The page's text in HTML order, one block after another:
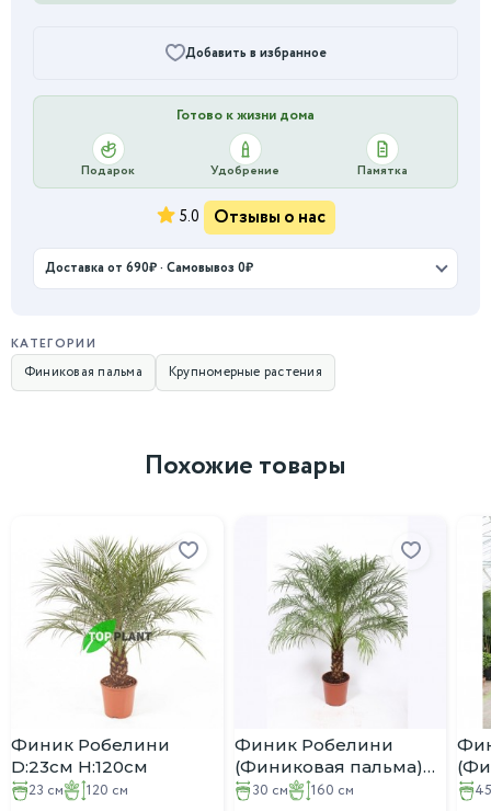
Добавить в избранное
Готово к жизни дома
Подарок Удобрение Памятка
5.0 Отзывы о нас
Доставка от 690₽ · Самовывоз 0₽
КАТЕГОРИИ
Финиковая пальма Крупномерные растения
Похожие товары
Финик Робелини
D:23см H:120см
23 см
120 см
Финик Робелини
(Финиковая пальма)
D:30см H:160см
30 см 160 см